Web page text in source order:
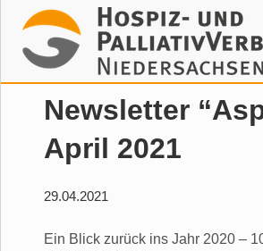
Newsletter
April 2021
29.04.2021
Ein Blick zurück ins Jahr 2020 –